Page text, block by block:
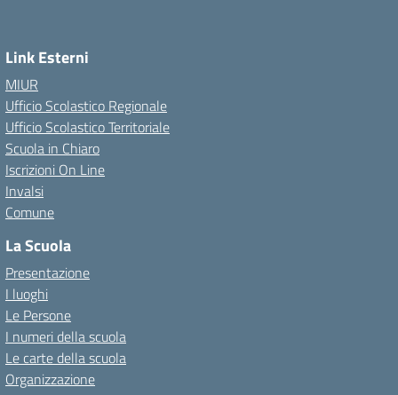
Link Esterni
MIUR
Ufficio Scolastico Regionale
Ufficio Scolastico Territoriale
Scuola in Chiaro
Iscrizioni On Line
Invalsi
Comune
La Scuola
Presentazione
I luoghi
Le Persone
I numeri della scuola
Le carte della scuola
Organizzazione